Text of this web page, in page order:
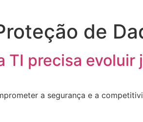
de
TI precisa evoluir
a segurança e a